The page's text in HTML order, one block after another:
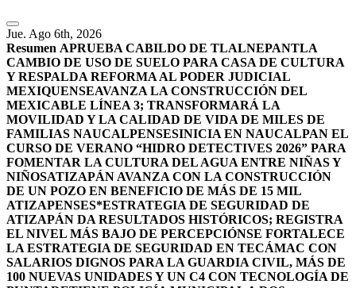
Jue. Ago 6th, 2026
Resumen APRUEBA CABILDO DE TLALNEPANTLA
CAMBIO DE USO DE SUELO PARA CASA DE CULTURA
Y RESPALDA REFORMA AL PODER JUDICIAL
MEXIQUENSEAVANZA LA CONSTRUCCIÓN DEL
MEXICABLE LÍNEA 3; TRANSFORMARÁ LA
MOVILIDAD Y LA CALIDAD DE VIDA DE MILES DE
FAMILIAS NAUCALPENSESINICIA EN NAUCALPAN EL
CURSO DE VERANO “HIDRO DETECTIVES 2026” PARA
FOMENTAR LA CULTURA DEL AGUA ENTRE NIÑAS Y
NIÑOSATIZAPÁN AVANZA CON LA CONSTRUCCIÓN
DE UN POZO EN BENEFICIO DE MÁS DE 15 MIL
ATIZAPENSES*ESTRATEGIA DE SEGURIDAD DE
ATIZAPÁN DA RESULTADOS HISTÓRICOS; REGISTRA
EL NIVEL MÁS BAJO DE PERCEPCIÓNSE FORTALECE
LA ESTRATEGIA DE SEGURIDAD EN TECÁMAC CON
SALARIOS DIGNOS PARA LA GUARDIA CIVIL, MÁS DE
100 NUEVAS UNIDADES Y UN C4 CON TECNOLOGÍA DE